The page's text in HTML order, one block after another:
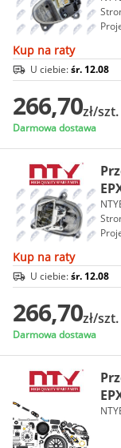
Kup na raty
U ciebie:śr. 12.08
266,70zł/szt.
Darmowa dostawa
Kup na raty
U ciebie:śr. 12.08
266,70zł/szt.
Darmowa dostawa